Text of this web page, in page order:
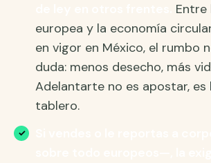
Entre
europea y la economía
en vigor en México, el rumbo
duda: menos desecho, más
Adelantarte no es apostar, es
tablero.